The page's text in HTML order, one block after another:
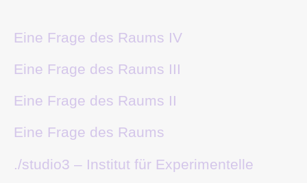
Eine Frage des Raums IV
Eine Frage des Raums III
Eine Frage des Raums II
Eine Frage des Raums
./studio3 – Institut für Experimentelle